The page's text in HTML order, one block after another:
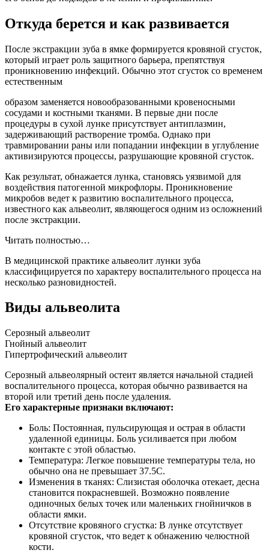
Откуда берется и как развивается
После экстракции зуба в ямке формируется кровяной сгусток,
который играет роль защитного барьера, препятствуя
проникновению инфекций. Обычно этот сгусток со временем
естественным
образом заменяется новообразованными кровеносными
сосудами и костными тканями. В первые дни после
процедуры в сухой лунке присутствует антиплазмин,
задерживающий растворение тромба. Однако при
травмировании раны или попадании инфекции в углубление
активизируются процессы, разрушающие кровяной сгусток.
Как результат, обнажается лунка, становясь уязвимой для
воздействия патогенной микрофлоры. Проникновение
микробов ведет к развитию воспалительного процесса,
известного как альвеолит, являющегося одним из осложнений
после экстракции.
Читать полностью…
В медицинской практике альвеолит лунки зуба
классифицируется по характеру воспалительного процесса на
несколько разновидностей.
Виды альвеолита
Серозный альвеолит
Гнойный альвеолит
Гипертрофический альвеолит
Серозный альвеолярный остеит является начальной стадией
воспалительного процесса, которая обычно развивается на
второй или третий день после удаления.
Его характерные признаки включают:
Боль: Постоянная, пульсирующая и острая в области
удаленной единицы. Боль усиливается при любом
контакте с этой областью.
Температура: Легкое повышение температуры тела, но
обычно она не превышает 37.5C.
Изменения в тканях: Слизистая оболочка отекает, десна
становится покрасневшей. Возможно появление
одиночных белых точек или маленьких гнойничков в
области ямки.
Отсутствие кровяного сгустка: В лунке отсутствует
кровяной сгусток, что ведет к обнажению челюстной
кости.